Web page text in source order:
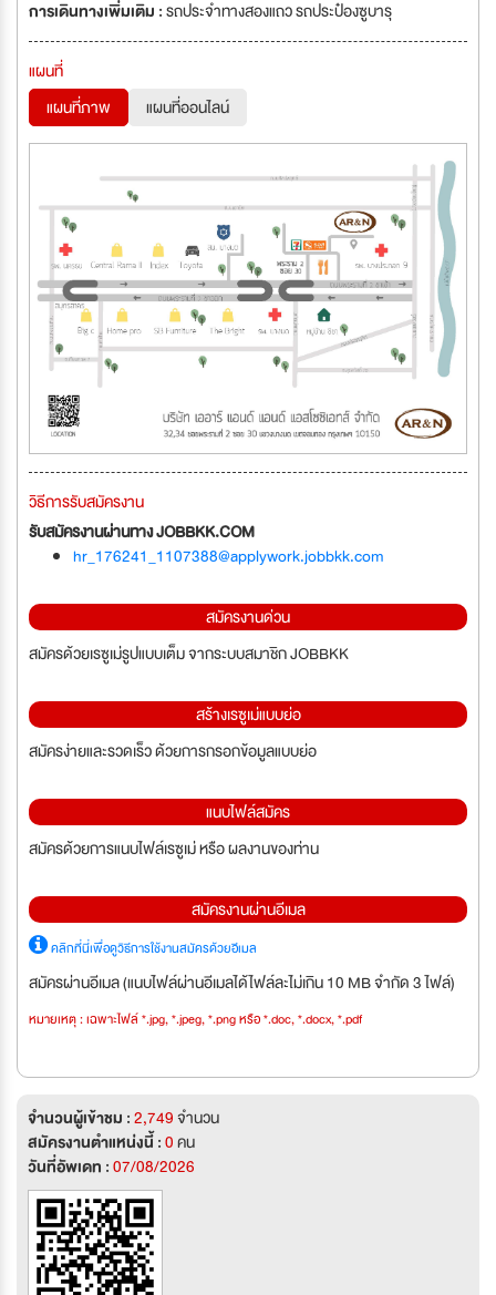
การเดินทางเพิ่มเติม :รถประจำทางสองแถว รถประป๋องซูบารุ
แผนที่
แผนที่ภาพ
แผนที่ออนไลน์
วิธีการรับสมัครงาน
รับสมัครงานผ่านทาง JOBBKK.COM
hr_176241_1107388@applywork.jobbkk.com
สมัครงานด่วน
สมัครด้วยเรซูเม่รูปแบบเต็ม จากระบบสมาชิก JOBBKK
สร้างเรซูเม่แบบย่อ
สมัครง่ายและรวดเร็ว ด้วยการกรอกข้อมูลแบบย่อ
แนบไฟล์สมัคร
สมัครด้วยการแนบไฟล์เรซูเม่ หรือ ผลงานของท่าน
สมัครงานผ่านอีเมล
คลิกที่นี่เพื่อดูวิธีการใช้งานสมัครด้วยอีเมล
สมัครผ่านอีเมล (แนบไฟล์ผ่านอีเมลได้ไฟล์ละไม่เกิน 10 MB จำกัด 3 ไฟล์)
หมายเหตุ : เฉพาะไฟล์ *.jpg, *.jpeg, *.png หรือ *.doc, *.docx, *.pdf
จำนวนผู้เข้าชม :2,749จำนวน
สมัครงานตำแหน่งนี้ :0คน
วันที่อัพเดท :07/08/2026